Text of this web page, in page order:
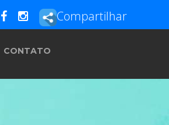
Compartilhar
CONTATO